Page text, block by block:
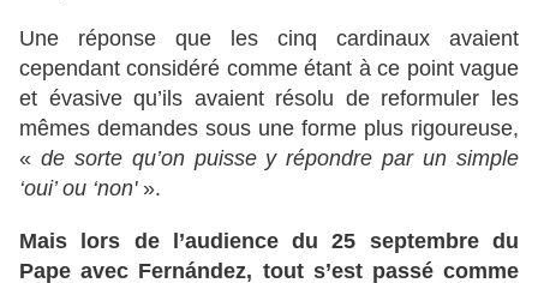
Une réponse que les cinq cardinaux avaient
cependant considéré comme étant à ce point vague
et évasive qu’ils avaient résolu de reformuler les
mêmes demandes sous une forme plus rigoureuse,
« de sorte qu’on puisse y répondre par un simple
‘oui’ ou ‘non' ».
Mais lors de l’audience du 25 septembre du
Pape avec Fernández, tout s’est passé comme